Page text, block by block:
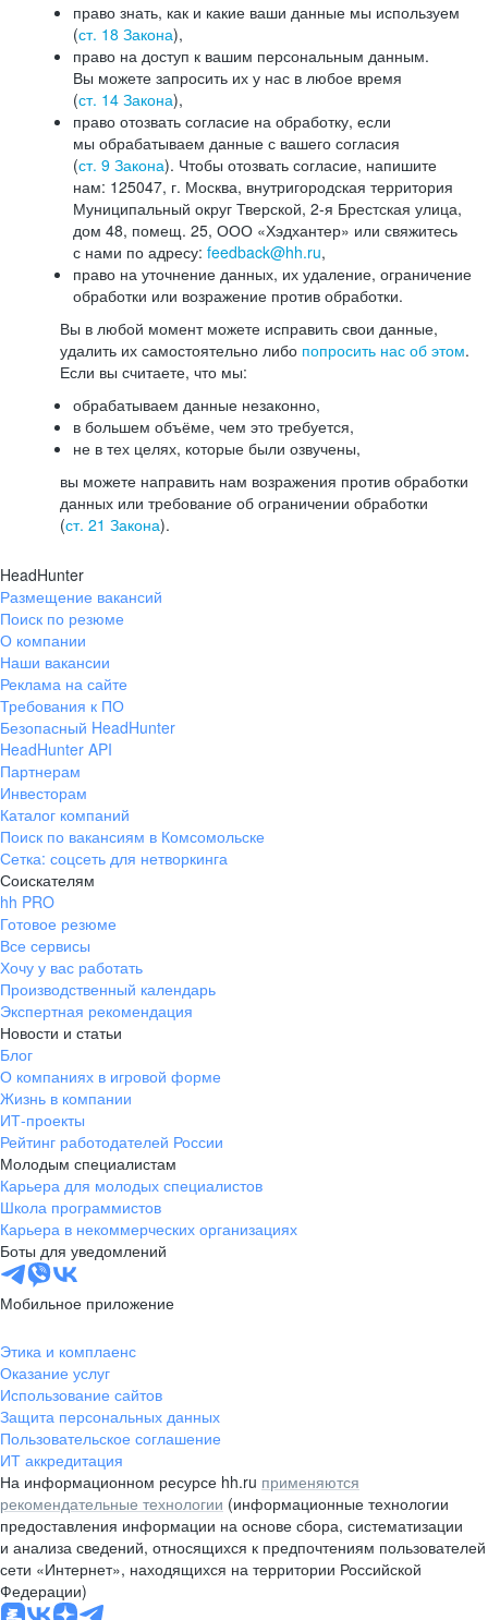
право знать, как и какие ваши данные мы используем
(ст. 18 Закона),
право на доступ к вашим персональным данным.
Вы можете запросить их у нас в любое время
(ст. 14 Закона),
право отозвать согласие на обработку, если
мы обрабатываем данные с вашего согласия
(ст. 9 Закона). Чтобы отозвать согласие, напишите
нам: 125047, г. Москва, внутригородская территория
Муниципальный округ Тверской, 2-я Брестская улица,
дом 48, помещ. 25, ООО «Хэдхантер» или свяжитесь
с нами по адресу: feedback@hh.ru,
право на уточнение данных, их удаление, ограничение
обработки или возражение против обработки.
Вы в любой момент можете исправить свои данные,
удалить их самостоятельно либо попросить нас об этом.
Если вы считаете, что мы:
обрабатываем данные незаконно,
в большем объёме, чем это требуется,
не в тех целях, которые были озвучены,
вы можете направить нам возражения против обработки
данных или требование об ограничении обработки
(ст. 21 Закона).
HeadHunter
Размещение вакансий
Поиск по резюме
О компании
Наши вакансии
Реклама на сайте
Требования к ПО
Безопасный HeadHunter
HeadHunter API
Партнерам
Инвесторам
Каталог компаний
Поиск по вакансиям в Комсомольске
Сетка: соцсеть для нетворкинга
Соискателям
hh PRO
Готовое резюме
Все сервисы
Хочу у вас работать
Производственный календарь
Экспертная рекомендация
Новости и статьи
Блог
О компаниях в игровой форме
Жизнь в компании
ИТ-проекты
Рейтинг работодателей России
Молодым специалистам
Карьера для молодых специалистов
Школа программистов
Карьера в некоммерческих организациях
Боты для уведомлений
Мобильное приложение
Этика и комплаенс
Оказание услуг
Использование сайтов
Защита персональных данных
Пользовательское соглашение
ИТ аккредитация
На информационном ресурсе hh.ru применяются
рекомендательные технологии (информационные технологии
предоставления информации на основе сбора, систематизации
и анализа сведений, относящихся к предпочтениям пользователей
сети «Интернет», находящихся на территории Российской
Федерации)